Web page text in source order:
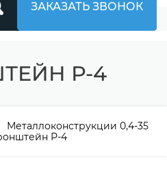
ЗАКАЗАТЬ ЗВОНОК
Р-4
Металлоконструкции 0,4-35
Р-4